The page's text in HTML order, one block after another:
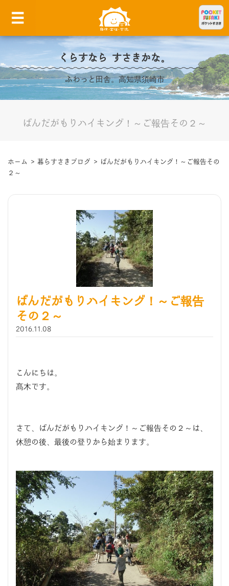
くらすなら すさきかな。
ふわっと田舎。高知県須崎市
ばんだがもりハイキング！～ご報告その２～
ホーム > 暮らすさきブログ > ばんだがもりハイキング！～ご報告その
２～
ばんだがもりハイキング！～ご報告
その２～
2016.11.08
こんにちは。
髙木です。
さて、ばんだがもりハイキング！～ご報告その２～は、
休憩の後、最後の登りから始まります。